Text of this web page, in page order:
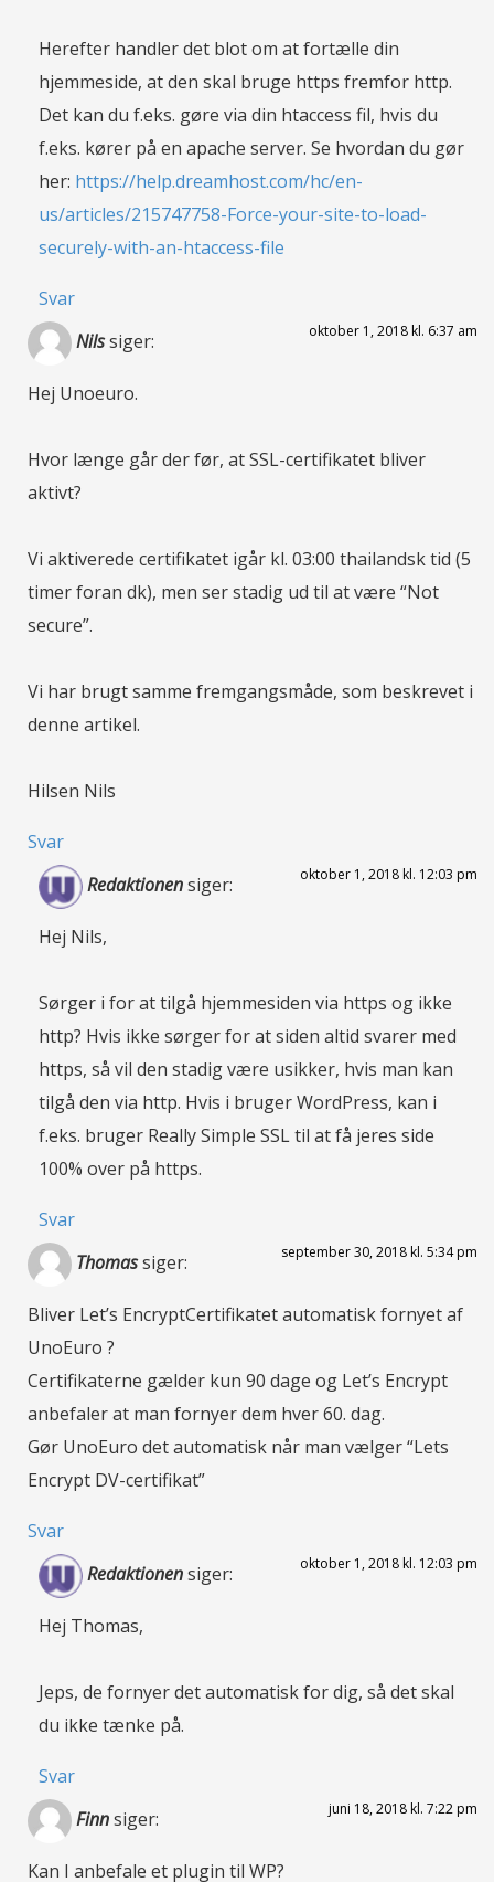
Herefter handler det blot om at fortælle din
hjemmeside, at den skal bruge https fremfor http.
Det kan du f.eks. gøre via din htaccess fil, hvis du
f.eks. kører på en apache server. Se hvordan du gør
her: https://help.dreamhost.com/hc/en-
us/articles/215747758-Force-your-site-to-load-
securely-with-an-htaccess-file
Svar
Nilssiger: oktober 1, 2018 kl. 6:37 am
Hej Unoeuro.
Hvor længe går der før, at SSL-certifikatet bliver
aktivt?
Vi aktiverede certifikatet igår kl. 03:00 thailandsk tid (5
timer foran dk), men ser stadig ud til at være “Not
secure”.
Vi har brugt samme fremgangsmåde, som beskrevet i
denne artikel.
Hilsen Nils
Svar
Redaktionensiger: oktober 1, 2018 kl. 12:03 pm
Hej Nils,
Sørger i for at tilgå hjemmesiden via https og ikke
http? Hvis ikke sørger for at siden altid svarer med
https, så vil den stadig være usikker, hvis man kan
tilgå den via http. Hvis i bruger WordPress, kan i
f.eks. bruger Really Simple SSL til at få jeres side
100% over på https.
Svar
Thomassiger: september 30, 2018 kl. 5:34 pm
Bliver Let’s EncryptCertifikatet automatisk fornyet af
UnoEuro ?
Certifikaterne gælder kun 90 dage og Let’s Encrypt
anbefaler at man fornyer dem hver 60. dag.
Gør UnoEuro det automatisk når man vælger “Lets
Encrypt DV-certifikat”
Svar
Redaktionensiger: oktober 1, 2018 kl. 12:03 pm
Hej Thomas,
Jeps, de fornyer det automatisk for dig, så det skal
du ikke tænke på.
Svar
Finnsiger: juni 18, 2018 kl. 7:22 pm
Kan I anbefale et plugin til WP?